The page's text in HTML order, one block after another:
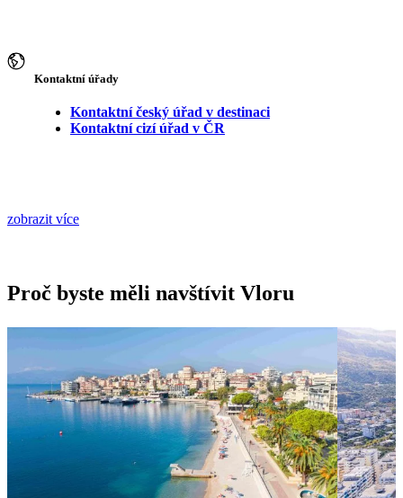
Kontaktní úřady
Kontaktní český úřad v destinaci
Kontaktní cizí úřad v ČR
zobrazit více
Proč byste měli navštívit Vloru